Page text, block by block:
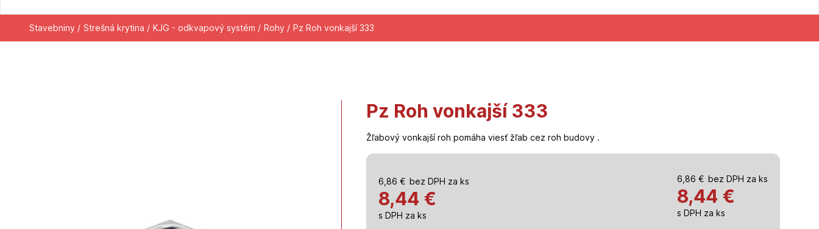
Stavebniny / Strešná krytina / KJG - odkvapový systém / Rohy / Pz Roh vonkajší 333
Pz Roh vonkajší 333
Žľabový vonkajší roh pomáha viesť žľab cez roh budovy .
6,86 € bez DPH za ks
8,44 €
s DPH za ks
6,86 € bez DPH za ks
8,44 €
s DPH za ks